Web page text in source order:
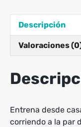
Descripción
Valoraciones
Entrena desde
corriendo a la par